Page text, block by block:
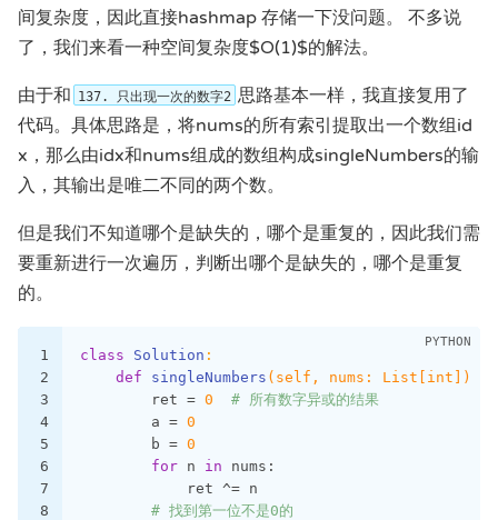
间复杂度，因此直接hashmap 存储一下没问题。 不多说
了，我们来看一种空间复杂度$O(1)$的解法。
由于和 137. 只出现一次的数字2 思路基本一样，我直接复用了
代码。具体思路是，将nums的所有索引提取出一个数组id
x，那么由idx和nums组成的数组构成singleNumbers的输
入，其输出是唯二不同的两个数。
但是我们不知道哪个是缺失的，哪个是重复的，因此我们需
要重新进行一次遍历，判断出哪个是缺失的，哪个是重复
的。
1
2
3
4
5
6
7
8
class Solution :
def
singleNumbers (self, nums: List[int])
        ret =
0
# 所有数字异或的结果
        a =
0
        b =
0
for n in nums:
            ret ^= n
# 找到第一位不是0的